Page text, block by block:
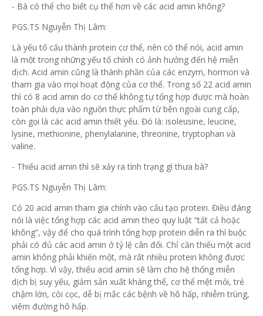
- Bà có thể cho biết cụ thể hơn về các acid amin không?
PGS.TS Nguyễn Thị Lâm:
Là yếu tố cấu thành protein cơ thể, nên có thể nói, acid amin
là một trong những yếu tố chính có ảnh hưởng đến hệ miễn
dịch. Acid amin cũng là thành phần của các enzym, hormon và
tham gia vào mọi hoạt động của cơ thể. Trong số 22 acid amin
thì có 8 acid amin do cơ thể không tự tổng hợp được mà hoàn
toàn phải dựa vào nguồn thực phẩm từ bên ngoài cung cấp,
còn gọi là các acid amin thiết yếu. Đó là: isoleusine, leucine,
lysine, methionine, phenylalanine, threonine, tryptophan và
valine.
- Thiếu acid amin thì sẽ xảy ra tình trạng gì thưa bà?
PGS.TS Nguyễn Thị Lâm:
Có 20 acid amin tham gia chính vào cấu tạo protein. Điều đáng
nói là việc tổng hợp các acid amin theo quy luật “tất cả hoặc
không”, vậy để cho quá trình tổng hợp protein diễn ra thì buộc
phải có đủ các acid amin ở tỷ lệ cân đối. Chỉ cần thiếu một acid
amin không phải khiến một, mà rất nhiều protein không được
tổng hợp. Vì vậy, thiếu acid amin sẽ làm cho hệ thống miễn
dịch bị suy yếu, giảm sản xuất kháng thể, cơ thể mệt mỏi, trẻ
chậm lớn, còi cọc, dễ bị mắc các bệnh về hô hấp, nhiễm trùng,
viêm đường hô hấp.